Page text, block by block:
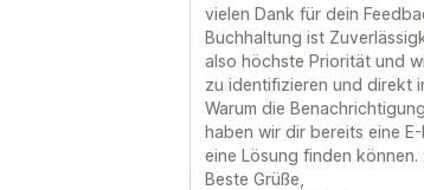
vielen Dank für dein
Buchhaltung ist
also höchste Priorität und
zu identifizieren und direkt
Warum die
haben wir dir bereits eine
eine Lösung finden können.
Beste Grüße,